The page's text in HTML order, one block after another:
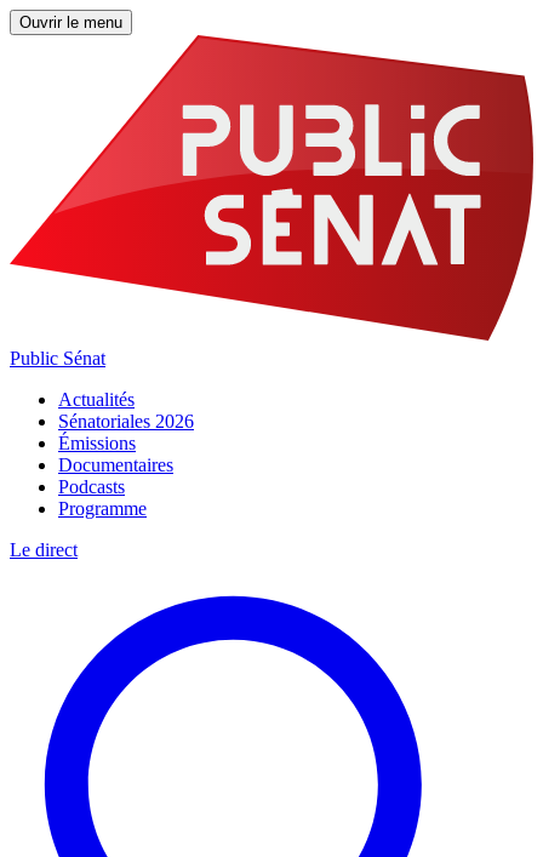
Ouvrir le menu
Public Sénat
Actualités
Sénatoriales 2026
Émissions
Documentaires
Podcasts
Programme
Le direct